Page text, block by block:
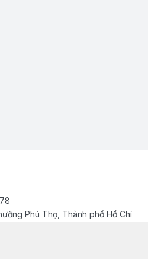
Phú Thọ, Thành phố Hồ Chí